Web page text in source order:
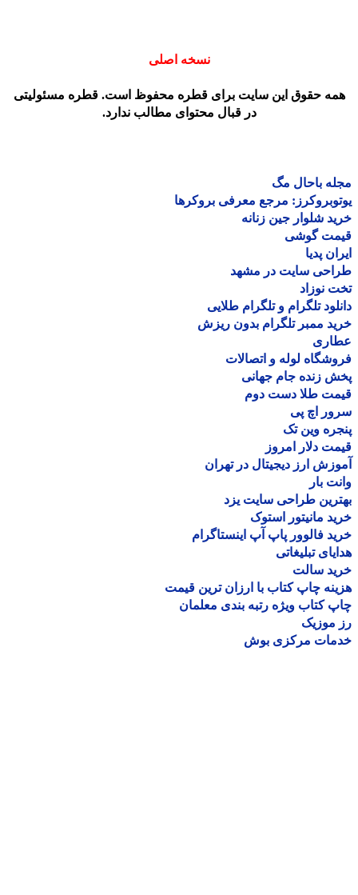
نسخه اصلی
حقوق این سایت برای قطره محفوظ است. قطره مسئولیتی
در قبال محتوای مطالب ندارد.
باحال مگ
مرجع معرفی بروکرها
شلوار جین زنانه
گوشی
پدیا
سایت در مشهد
نوزاد
تلگرام و تلگرام طلایی
ممبر تلگرام بدون ریزش
لوله و اتصالات
زنده جام جهانی
طلا دست دوم
اچ پی
وین تک
دلار امروز
ارز دیجیتال در تهران
بار
طراحی سایت یزد
مانیتور استوک
فالوور پاپ آپ اینستاگرام
تبلیغاتی
سالت
چاپ کتاب با ارزان ترین قیمت
کتاب ویژه رتبه بندی معلمان
موزیک
مرکزی بوش